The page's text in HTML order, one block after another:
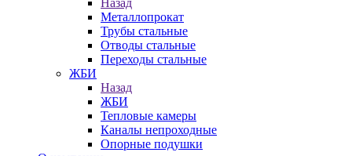
Назад
Металлопрокат
Трубы стальные
Отводы стальные
Переходы стальные
ЖБИ
Назад
ЖБИ
Тепловые камеры
Каналы непроходные
Опорные подушки